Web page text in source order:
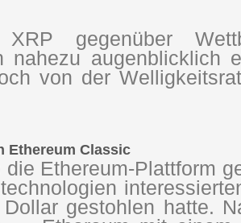
gegenüber
nahezu
von der
Ethereum Classic
die Ethereum-Plattform
gestohlen hatte.